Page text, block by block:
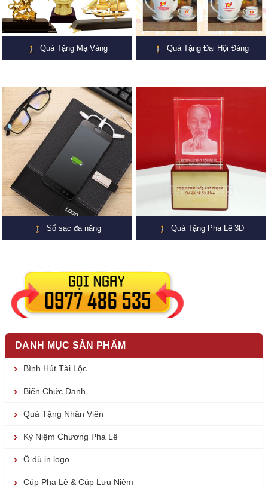
Quà Tặng Mạ Vàng Quà Tặng Đại Hội Đảng
Sổ sạc đa năng Quà Tặng Pha Lê 3D
DANH MỤC SẢN PHẨM
Bình Hút Tài Lộc
Biển Chức Danh
Quà Tặng Nhân Viên
Kỷ Niệm Chương Pha Lê
Ô dù in logo
Cúp Pha Lê & Cúp Lưu Niệm